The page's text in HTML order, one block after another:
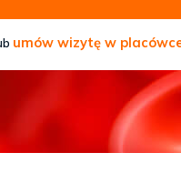
umów wizytę w